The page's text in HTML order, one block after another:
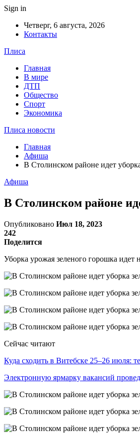
Sign in
Четверг, 6 августа, 2026
Контакты
Плиса
Главная
В мире
ДТП
Общество
Спорт
Экономика
Плиса новости
Главная
Афиша
В Столинском районе идет
Афиша
В Столинском районе
Опубликовано Июл 18, 2023
242
Поделится
Уборка урожая зеленого горошка
Сейчас читают
Куда сходить в Витебске 25–26 июля:
Электронную ярмарку вакансий